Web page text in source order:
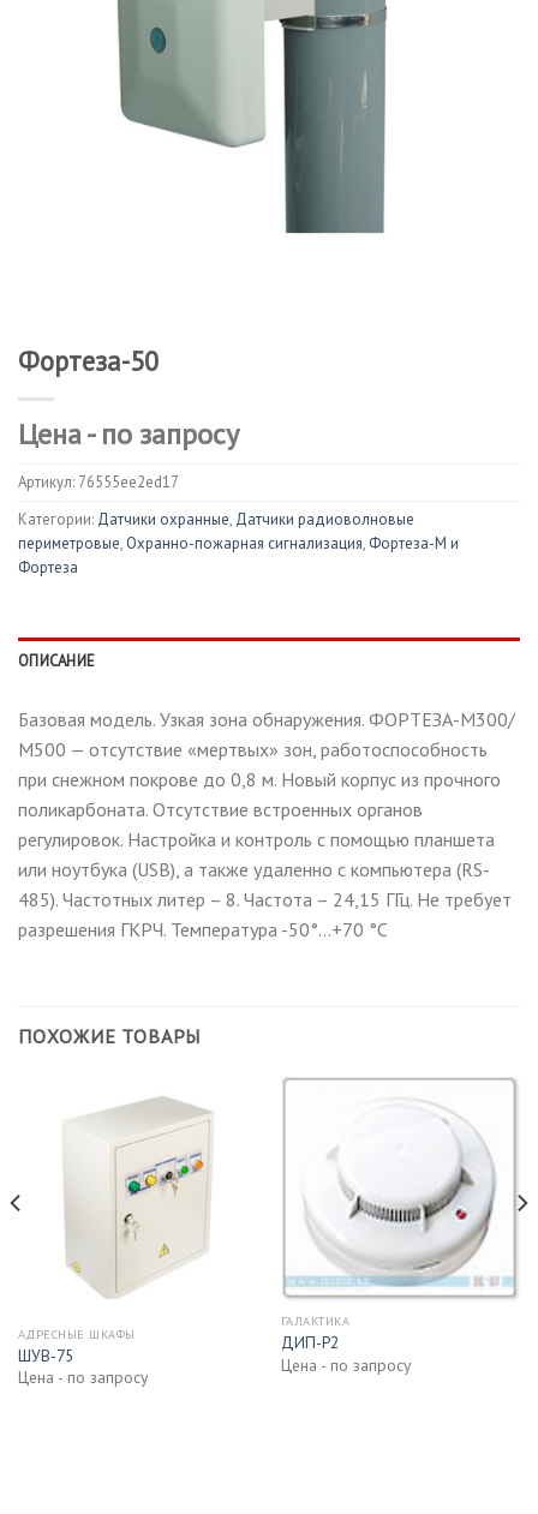
Фортеза-50
Цена - по запросу
Артикул: 76555ee2ed17
Категории: Датчики охранные, Датчики радиоволновые
периметровые, Охранно-пожарная сигнализация, Фортеза-М и
Фортеза
ОПИСАНИЕ
Базовая модель. Узкая зона обнаружения. ФОРТЕЗА-М300/
М500 — отсутствие «мертвых» зон, работоспособность
при снежном покрове до 0,8 м. Новый корпус из прочного
поликарбоната. Отсутствие встроенных органов
регулировок. Настройка и контроль с помощью планшета
или ноутбука (USB), а также удаленно с компьютера (RS-
485). Частотных литер – 8. Частота – 24,15 ГГц. Не требует
разрешения ГКРЧ. Температура -50°…+70 °С
ПОХОЖИЕ ТОВАРЫ
АДРЕСНЫЕ ШКАФЫ
ШУВ-75
Цена - по запросу
ГАЛАКТИКА
ДИП-Р2
Цена - по запросу